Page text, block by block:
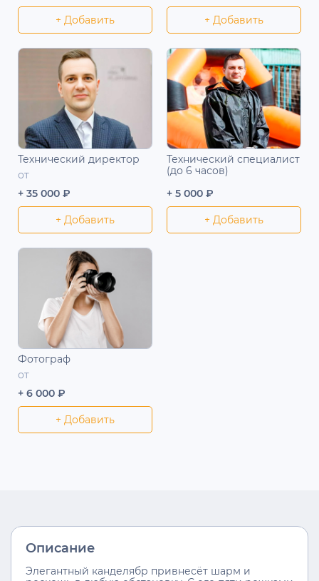
+ Добавить + Добавить
Технический директор
от
+ 35 000 ₽
+ Добавить
Технический специалист
(до 6 часов)
+ 5 000 ₽
+ Добавить
Фотограф
от
+ 6 000 ₽
+ Добавить
Описание
Элегантный канделябр привнесёт шарм и